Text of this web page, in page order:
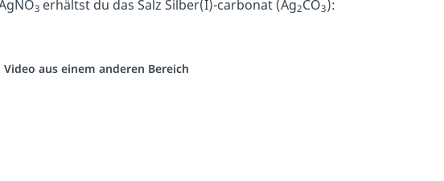
3 erhältst du das Salz Silber(I)-carbonat (Ag2CO3):
aus einem anderen Bereich